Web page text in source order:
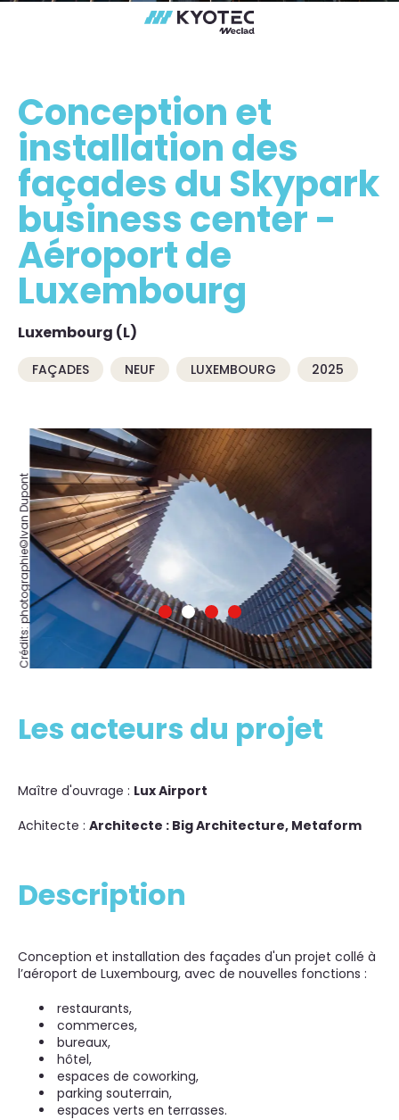
Conception et
installation des
façades du Skypark
business center -
Aéroport de
Luxembourg
Luxembourg (L)
FAÇADES NEUF LUXEMBOURG 2025
Crédits: photographie©Ivan Dupont
Les acteurs du projet
Maître d'ouvrage : Lux Airport
Achitecte : Architecte : Big Architecture, Metaform
Description
Conception et installation des façades d'un projet collé à
l’aéroport de Luxembourg, avec de nouvelles fonctions :
restaurants,
commerces,
bureaux,
hôtel,
espaces de coworking,
parking souterrain,
espaces verts en terrasses.